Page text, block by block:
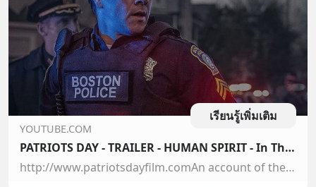
เรียนรู้เพิ่มเติม
YOUTUBE.COM
PATRIOTS DAY - TRAILER - HUMAN SPIRIT - In Theaters Wednesday
http://www.patriotsdayfilm.comAn account of the Boston Marathon bombing, PATRIOTS DAY is the powerful story of a community’s courage in the face of adversity...